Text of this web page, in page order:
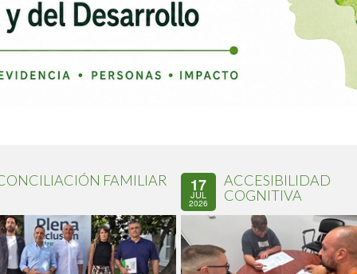
FAMILIAR 17
JUL
2026
ACCESIBILIDAD
COGNITIVA